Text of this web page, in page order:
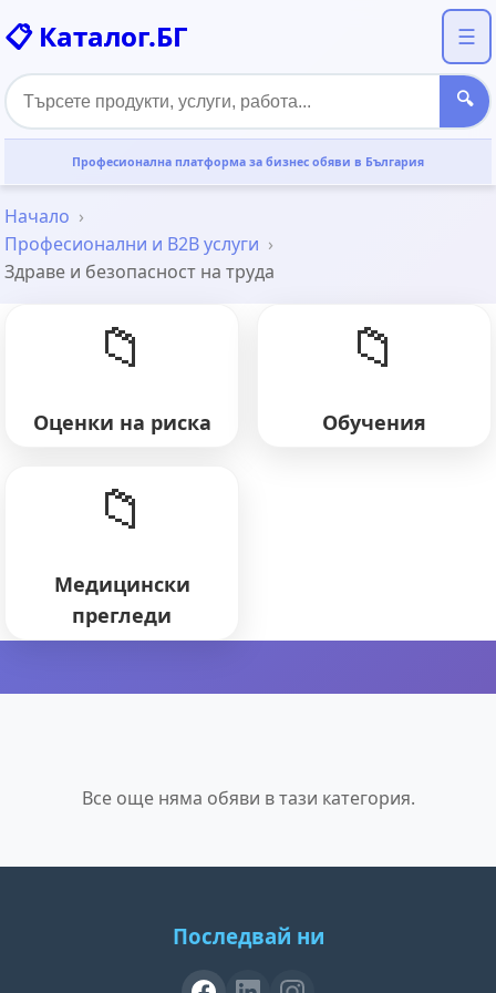
📋 Каталог.БГ
🔍
☰
Професионална платформа за бизнес обяви в България
Начало
Професионални и B2B услуги
Здраве и безопасност на труда
📁
Оценки на риска
📁
Обучения
📁
Медицински
прегледи
Все още няма обяви в тази категория.
Последвай ни